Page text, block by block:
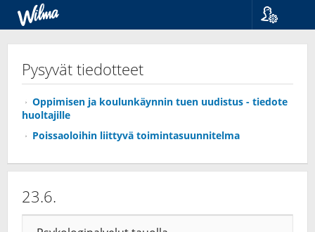
Pysyvät tiedotteet
Oppimisen ja koulunkäynnin tuen uudistus - tiedote
huoltajille
Poissaoloihin liittyvä toimintasuunnitelma
23.6.